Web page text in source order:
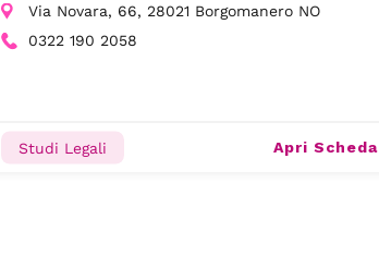
Via Novara, 66, 28021 Borgomanero NO
0322 190 2058
Studi Legali Apri Scheda